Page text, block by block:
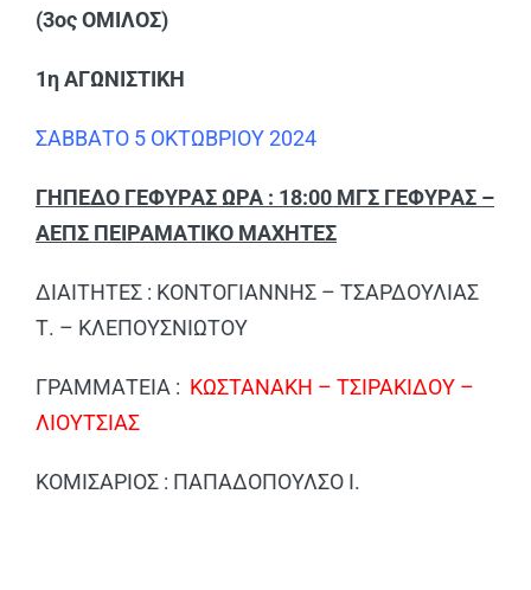
(3ος ΟΜΙΛΟΣ)
1η ΑΓΩΝΙΣΤΙΚΗ
ΣΑΒΒΑΤΟ 5 ΟΚΤΩΒΡΙΟΥ 2024
ΓΗΠΕΔΟ ΓΕΦΥΡΑΣ ΩΡΑ : 18:00 ΜΓΣ ΓΕΦΥΡΑΣ –
ΑΕΠΣ ΠΕΙΡΑΜΑΤΙΚΟ ΜΑΧΗΤΕΣ
ΔΙΑΙΤΗΤΕΣ : ΚΟΝΤΟΓΙΑΝΝΗΣ – ΤΣΑΡΔΟΥΛΙΑΣ
Τ. – ΚΛΕΠΟΥΣΝΙΩΤΟΥ
ΓΡΑΜΜΑΤΕΙΑ : ΚΩΣΤΑΝΑΚΗ – ΤΣΙΡΑΚΙΔΟΥ –
ΛΙΟΥΤΣΙΑΣ
ΚΟΜΙΣΑΡΙΟΣ : ΠΑΠΑΔΟΠΟΥΛΣΟ Ι.